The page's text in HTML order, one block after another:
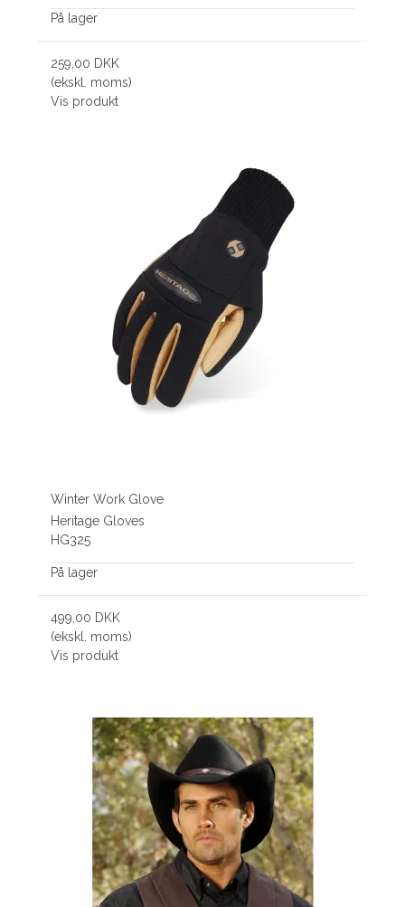
På lager
259,00 DKK
(ekskl. moms)
Vis produkt
Winter Work Glove
Heritage Gloves
HG325
På lager
499,00 DKK
(ekskl. moms)
Vis produkt